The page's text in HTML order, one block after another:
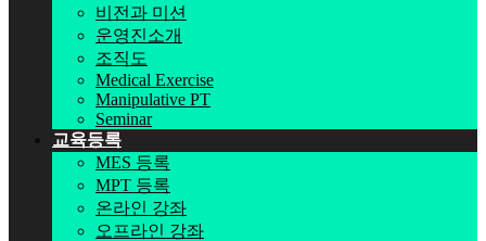
비전과 미션
운영진소개
조직도
Medical Exercise
Manipulative PT
Seminar
교육등록
MES 등록
MPT 등록
온라인 강좌
오프라인 강좌